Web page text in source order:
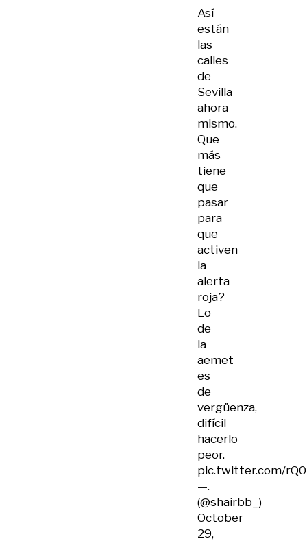
Así
están
las
calles
de
Sevilla
ahora
mismo.
Que
más
tiene
que
pasar
para
que
activen
la
alerta
roja?
Lo
de
la
aemet
es
de
vergüenza,
difícil
hacerlo
peor.
pic.twitter.com/
—.
(@shairbb_)
October
29,